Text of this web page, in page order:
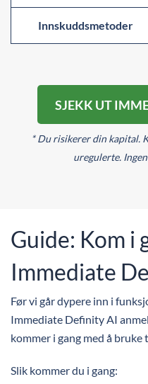
Innskuddsmetoder
SJEKK UT
* Du risikerer din kapital.
uregulerte.
Guide: Kom i
Immediate
Før vi går dypere inn i
Immediate Definity AI
kommer i gang med å bruke
Slik kommer du i gang: